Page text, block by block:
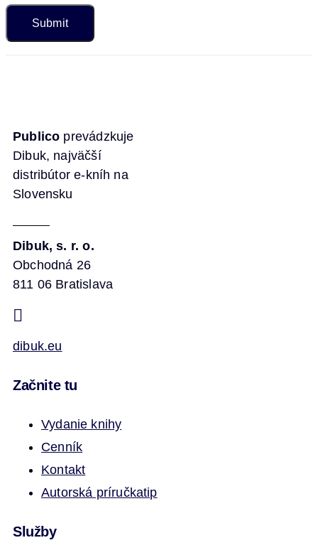
Publico prevádzkuje
Dibuk, najväčší
distribútor e-kníh na
Slovensku
Dibuk, s. r. o.
Obchodná 26
811 06 Bratislava
dibuk.eu
Začnite tu
Vydanie knihy
Cenník
Kontakt
Autorská príručkatip
Služby